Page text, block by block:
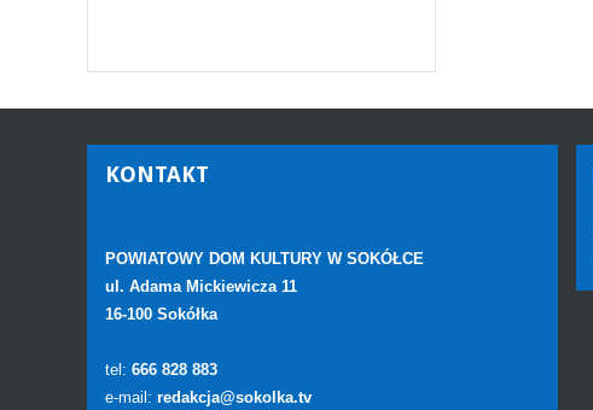
KONTAKT
POWIATOWY DOM KULTURY W SOKÓŁCE
ul. Adama Mickiewicza 11
16-100 Sokółka
tel: 666 828 883
e-mail: redakcja@sokolka.tv